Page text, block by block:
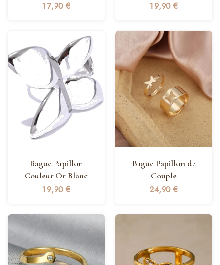
17,90€ 19,90€
Bague Papillon
Couleur Or Blanc
19,90€
Bague Papillon de
Couple
24,90€